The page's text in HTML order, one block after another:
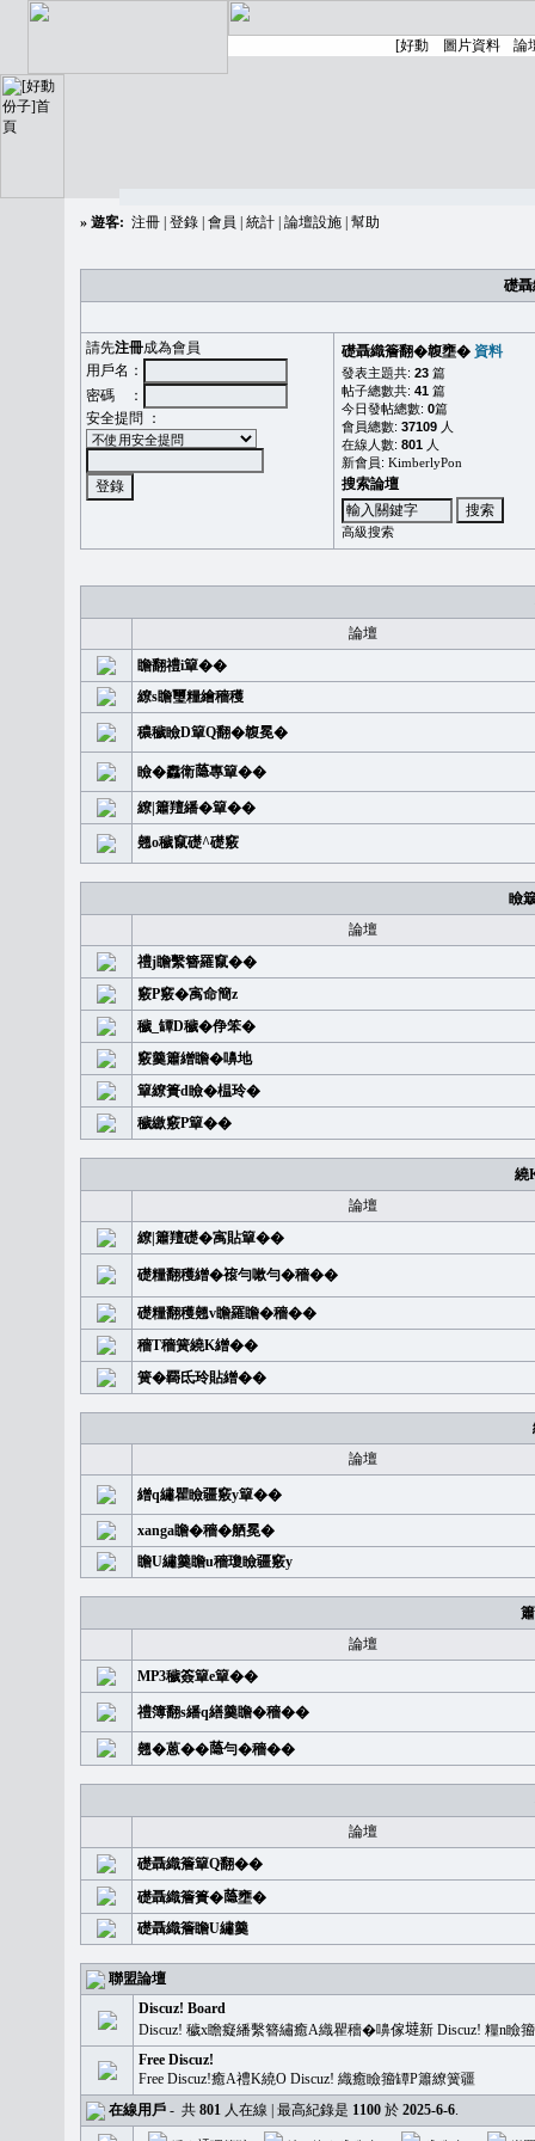
» 遊客: 注冊 登錄 會員 統計 論壇設施 幫助
礎
請先注冊成為會員
用戶名：
密碼 ：
安全提問 ：
礎聶織簷翻�䪖壅� 資料
發表主題共: 23 篇
帖子總數共: 41 篇
今日發帖總數: 0篇
會員總數: 37109 人
在線人數: 801 人
新會員: KimberlyPon
搜索論壇
高級搜索
論壇
瞻翻禮i簞��
繚s瞻璽糧繪穡穫
穠穢瞼D簞Q翻�䪖冕�
瞼�䆐衛𦻕專簞��
繚|簫羶繙�簞��
翹o穢竄礎^礎竅
瞼
論壇
禮j瞻繫簪羅竄��
竅P竅�㝢命簡z
穢_罈D穢�鿇笨�
竅羹簫繒瞻�嚊地
簞繚簣d瞼�榅玲�
穢繳竅P簞��
繞
論壇
繚|簫羶礎�㝢貼簞��
礎糧翻穫繒�䙛勻嗽勻�穡��
礎糧翻穫翹v瞻羅瞻�穡��
穡T穡簧繞K繒��
簧�覉氐玲貼繒��
論壇
繒q繡瞿瞼疆竅y簞��
xanga瞻�穡�舾冕�
瞻U繡羹瞻u穡瓊瞼疆竅y
論壇
MP3穢簽簞e簞��
禮簿翻s繙q繕羹瞻�穡��
翹�蒽��𦻕勻�穡��
論壇
礎聶織簷簞Q翻��
礎聶織簷簣�𦻕壅�
礎聶織簷瞻U繡羹
聯盟論壇
Discuz! Board
Discuz! 穢x瞻癡繙繫簪繡癒A織瞿穡�嚊傢𡐿新 Discuz! 糧n
Free Discuz!
Free Discuz!癒A禮K繞O Discuz! 織癒瞼籀罈P簫繚簧疆
在線用戶 - 共 801 人在線 | 最高紀錄是 1100 於 2025-6-6.